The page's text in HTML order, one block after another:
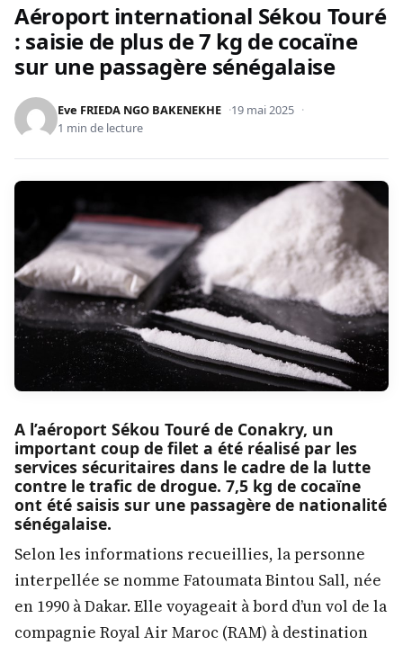
Aéroport international Sékou Touré
: saisie de plus de 7 kg de cocaïne
sur une passagère sénégalaise
Eve FRIEDA NGO BAKENEKHE
19 mai 2025
1 min de lecture
A l’aéroport Sékou Touré de Conakry, un
important coup de filet a été réalisé par les
services sécuritaires dans le cadre de la lutte
contre le trafic de drogue. 7,5 kg de cocaïne
ont été saisis sur une passagère de nationalité
sénégalaise.
Selon les informations recueillies, la personne
interpellée se nomme Fatoumata Bintou Sall, née
en 1990 à Dakar. Elle voyageait à bord d’un vol de la
compagnie Royal Air Maroc (RAM) à destination